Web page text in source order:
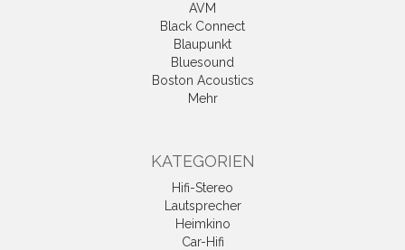
AVM
Black Connect
Blaupunkt
Bluesound
Boston Acoustics
Mehr
KATEGORIEN
Hifi-Stereo
Lautsprecher
Heimkino
Car-Hifi